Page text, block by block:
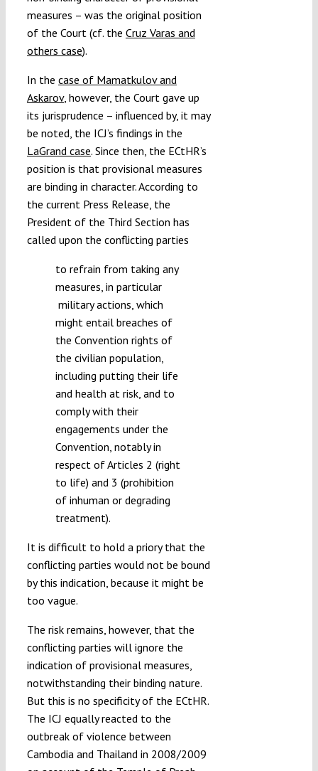
measures – was the original position
of the Court (cf. the Cruz Varas and
others case).
In the case of Mamatkulov and
Askarov, however, the Court gave up
its jurisprudence – influenced by, it may
be noted, the ICJ’s findings in the
LaGrand case. Since then, the ECtHR’s
position is that provisional measures
are binding in character. According to
the current Press Release, the
President of the Third Section has
called upon the conflicting parties
to refrain from taking any
measures, in particular
military actions, which
might entail breaches of
the Convention rights of
the civilian population,
including putting their life
and health at risk, and to
comply with their
engagements under the
Convention, notably in
respect of Articles 2 (right
to life) and 3 (prohibition
of inhuman or degrading
treatment).
It is difficult to hold a priory that the
conflicting parties would not be bound
by this indication, because it might be
too vague.
The risk remains, however, that the
conflicting parties will ignore the
indication of provisional measures,
notwithstanding their binding nature.
But this is no specificity of the ECtHR.
The ICJ equally reacted to the
outbreak of violence between
Cambodia and Thailand in 2008/2009